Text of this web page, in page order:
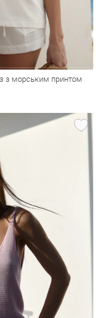
з морським принтом